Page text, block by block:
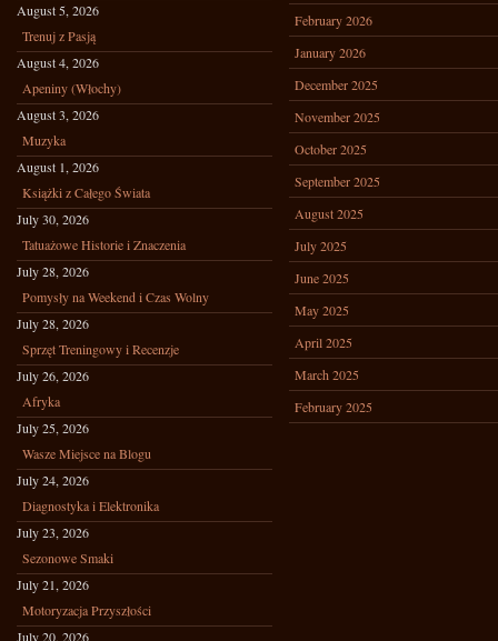
August 5, 2026
Trenuj z Pasją
August 4, 2026
Apeniny (Włochy)
August 3, 2026
Muzyka
August 1, 2026
Książki z Całego Świata
July 30, 2026
Tatuażowe Historie i Znaczenia
July 28, 2026
Pomysły na Weekend i Czas Wolny
July 28, 2026
Sprzęt Treningowy i Recenzje
July 26, 2026
Afryka
July 25, 2026
Wasze Miejsce na Blogu
July 24, 2026
Diagnostyka i Elektronika
July 23, 2026
Sezonowe Smaki
July 21, 2026
Motoryzacja Przyszłości
July 20, 2026
February 2026
January 2026
December 2025
November 2025
October 2025
September 2025
August 2025
July 2025
June 2025
May 2025
April 2025
March 2025
February 2025